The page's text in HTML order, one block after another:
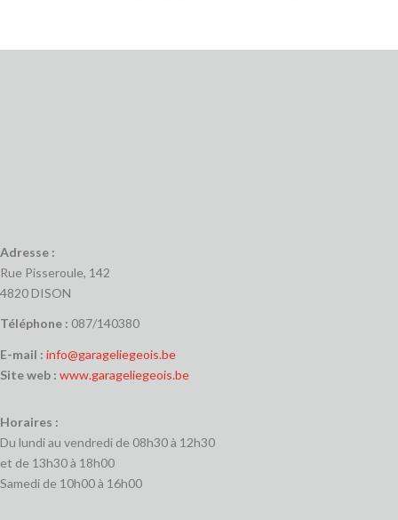
Adresse :
Rue Pisseroule, 142
4820 DISON
Téléphone : 087/140380
E-mail : info@garageliegeois.be
Site web : www.garageliegeois.be
Horaires :
Du lundi au vendredi de 08h30 à 12h30
et de 13h30 à 18h00
Samedi de 10h00 à 16h00